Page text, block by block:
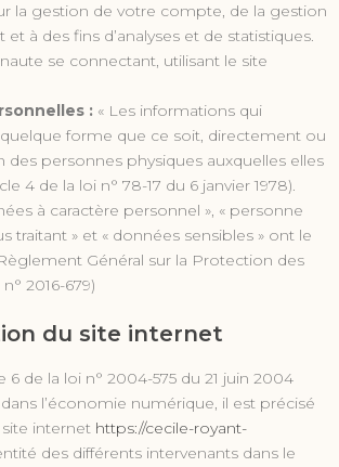
la gestion de votre compte, de la gestion
à des fins d’analyses et de statistiques.
se connectant, utilisant le site
: « Les informations qui
forme que ce soit, directement ou
des personnes physiques auxquelles elles
4 de la loi n° 78-17 du 6 janvier 1978).
à caractère personnel », « personne
traitant » et « données sensibles » ont le
Général sur la Protection des
2016-679)
du site internet
6 de la loi n° 2004-575 du 21 juin 2004
l’économie numérique, il est précisé
internet https://cecile-royant-
des différents intervenants dans le